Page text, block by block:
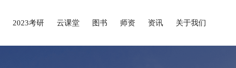
2023考研 云课堂 图书 师资 资讯 关于我们